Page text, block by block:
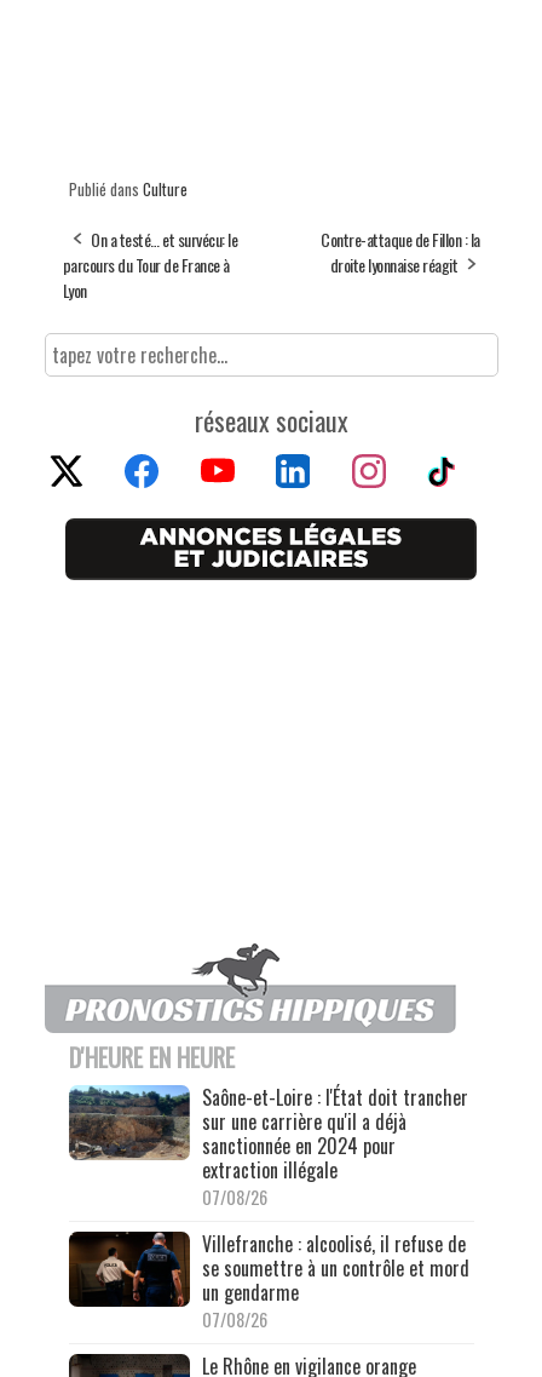
Publié dans Culture
On a testé… et survécu: le
parcours du Tour de France à
Lyon
Contre-attaque de Fillon : la
droite lyonnaise réagit
réseaux sociaux
D'HEURE EN HEURE
Saône-et-Loire : l'État doit trancher
sur une carrière qu'il a déjà
sanctionnée en 2024 pour
extraction illégale
07/08/26
Villefranche : alcoolisé, il refuse de
se soumettre à un contrôle et mord
un gendarme
07/08/26
Le Rhône en vigilance orange